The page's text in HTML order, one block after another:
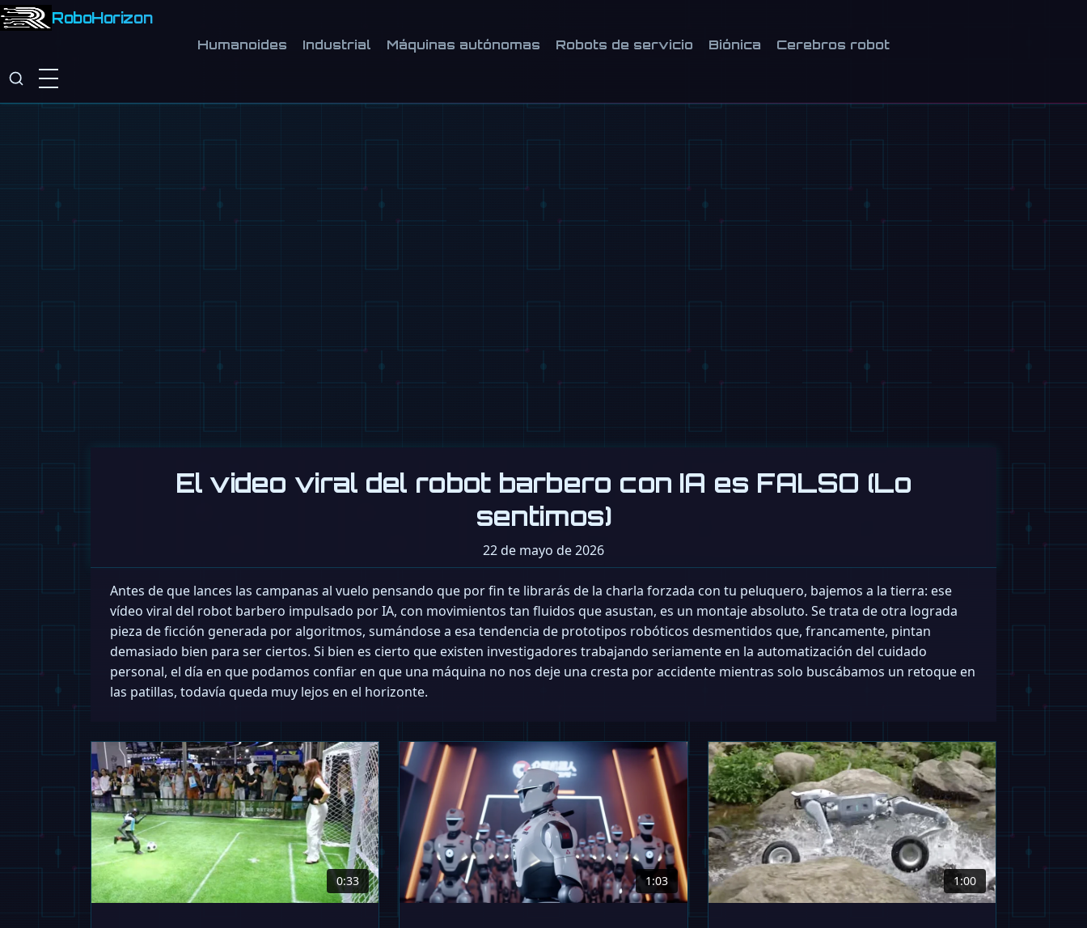
RoboHorizon
Humanoides Industrial Máquinas autónomas Robots de servicio Biónica Cerebros robot
El video viral del robot barbero con IA es FALSO (Lo
sentimos)
22 de mayo de 2026
Antes de que lances las campanas al vuelo pensando que por fin te librarás de la charla forzada con tu peluquero, bajemos a la tierra: ese
vídeo viral del robot barbero impulsado por IA, con movimientos tan fluidos que asustan, es un montaje absoluto. Se trata de otra lograda
pieza de ficción generada por algoritmos, sumándose a esa tendencia de prototipos robóticos desmentidos que, francamente, pintan
demasiado bien para ser ciertos. Si bien es cierto que existen investigadores trabajando seriamente en la automatización del cuidado
personal, el día en que podamos confiar en que una máquina no nos deje una cresta por accidente mientras solo buscábamos un retoque en
las patillas, todavía queda muy lejos en el horizonte.
0:33 1:03 1:00